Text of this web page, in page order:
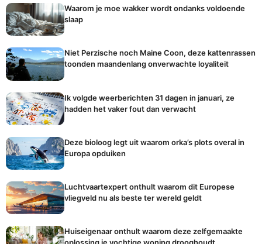
Waarom je moe wakker wordt ondanks voldoende
slaap
Niet Perzische noch Maine Coon, deze kattenrassen
toonden maandenlang onverwachte loyaliteit
Ik volgde weerberichten 31 dagen in januari, ze
hadden het vaker fout dan verwacht
Deze bioloog legt uit waarom orka’s plots overal in
Europa opduiken
Luchtvaartexpert onthult waarom dit Europese
vliegveld nu als beste ter wereld geldt
Huiseigenaar onthult waarom deze zelfgemaakte